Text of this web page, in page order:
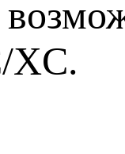
XC.